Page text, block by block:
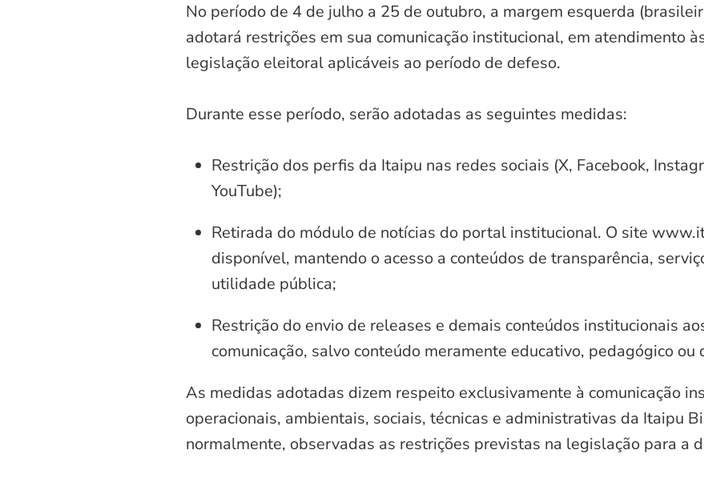
No período de 4 de julho a 25 de outubro, a margem esquerda
adotará restrições em sua comunicação institucional, em atendimento
legislação eleitoral aplicáveis ao período de defeso.
Durante esse período, serão adotadas as seguintes medidas:
Restrição dos perfis da Itaipu nas redes sociais (X, Facebook,
YouTube);
Retirada do módulo de notícias do portal institucional. O site
disponível, mantendo o acesso a conteúdos de transparência,
utilidade pública;
Restrição do envio de releases e demais conteúdos institucionais
comunicação, salvo conteúdo meramente educativo, pedagógico ou
As medidas adotadas dizem respeito exclusivamente à comunicação
operacionais, ambientais, sociais, técnicas e administrativas da Itaipu
normalmente, observadas as restrições previstas na legislação para a